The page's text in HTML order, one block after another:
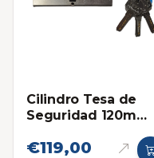
Cilindro Tesa de
Seguridad 120mm
€119,00